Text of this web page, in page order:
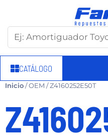
CATÁLOGO
Inicio/ OEM / Z4160252E50T